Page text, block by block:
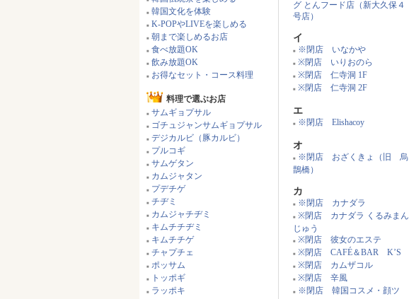
■ 韓国文化を体験
■ K-POPやLIVEを楽しめる
■ 朝まで楽しめるお店
■ 食べ放題OK
■ 飲み放題OK
■ お得なセット・コース料理
料理で選ぶお店
■ サムギョプサル
■ ゴチュジャンサムギョプサル
■ デジカルビ（豚カルビ）
■ プルコギ
■ サムゲタン
■ カムジャタン
■ プデチゲ
■ チヂミ
■ カムジャチヂミ
■ キムチチヂミ
■ キムチチゲ
■ チャプチェ
■ ポッサム
■ トッポギ
■
ラッポキ
グ とんフード店（新大久保４
号店）
イ
■ ※閉店 いなかや
■ ※閉店 いりおのら
■ ※閉店 仁寺洞 1F
■ ※閉店 仁寺洞 2F
エ
■ ※閉店 Elishacoy
オ
■
※閉店 おざくきょ（旧 烏
鵲橋）
カ
■ ※閉店 カナダラ
■ ※閉店 カナダラ くるみまん
じゅう
■ ※閉店 彼女のエステ
■ ※閉店 CAFÉ＆BAR K’S
■ ※閉店 カムザコル
■ ※閉店 辛風
■
※閉店 韓国コスメ・顔ツ